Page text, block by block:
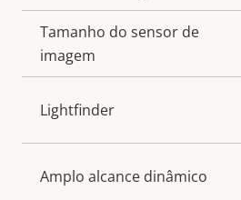
da
propriedade
propriedade
Tamanho do sensor de
imagem
Lightfinder
Amplo alcance dinâmico